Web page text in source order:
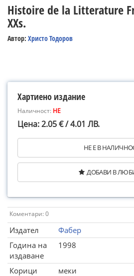
Histoire de la Litterature
XXs.
Автор: Христо Тодоров
Хартиено издание
Наличност: НЕ
Цена: 2.05 € / 4.01 ЛВ.
НЕ Е В
ДОБАВИ В
Коментари: 0
Издател
Фабер
Година на
издаване
1998
Корици
меки